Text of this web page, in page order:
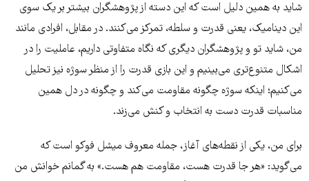
شاید به همین دلیل است که این دسته از پژوهشگران بیشتر بر یک سوی
این دینامیک، یعنی قدرت و سلطه، تمرکز می‌کنند. در مقابل، افرادی مانند
من، شاید تو و پژوهشگران دیگری که نگاه متفاوتی داریم، عاملیت را در
اشکال متنوع‌تری می‌بینیم و این بازی قدرت را از منظر سوژه نیز تحلیل
می‌کنیم؛ اینکه سوژه چگونه مقاومت می‌کند و چگونه در دل همین
مناسبات قدرت دست به انتخاب و کنش می‌زند.
برای من، یکی از نقطه‌های آغاز، جمله معروف میشل فوکو است که
می‌گوید: «هر جا قدرت هست، مقاومت هم هست.» به گمانم خوانش من